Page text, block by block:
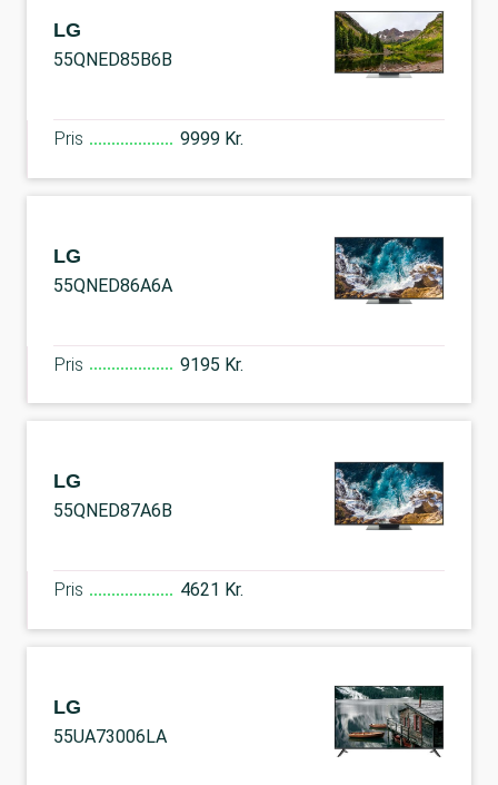
LG
55QNED85B6B
Pris 9999 Kr.
LG
55QNED86A6A
Pris 9195 Kr.
LG
55QNED87A6B
Pris 4621 Kr.
LG
55UA73006LA